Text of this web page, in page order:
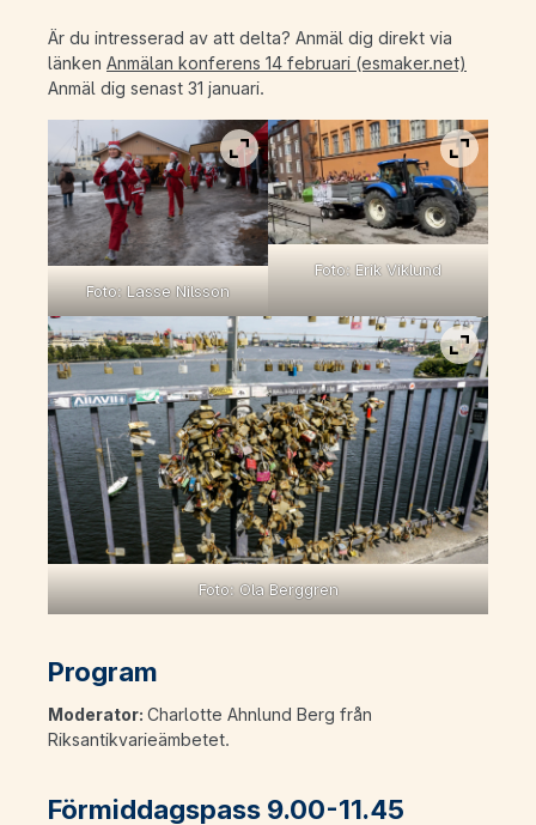
Är du intresserad av att delta? Anmäl dig direkt via
länken Anmälan konferens 14 februari (esmaker.net)
Anmäl dig senast 31 januari.
Visa bild i fullskärm
Foto: Lasse Nilsson
Visa
Foto: Erik Viklund
Visa
Foto: Ola Berggren
Program
Moderator: Charlotte Ahnlund Berg från
Riksantikvarieämbetet.
Förmiddagspass 9.00-11.45